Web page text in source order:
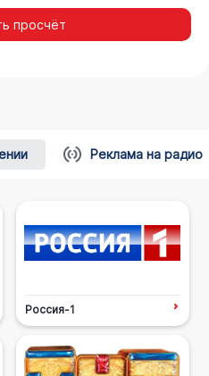
просчёт
Реклама на радио
Россия-1